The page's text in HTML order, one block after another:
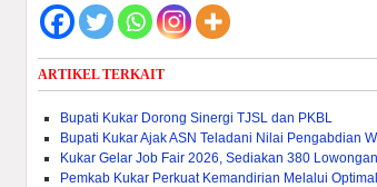
ARTIKEL TERKAIT
Bupati Kukar Dorong Sinergi TJSL dan PKBL
Bupati Kukar Ajak ASN Teladani Nilai Pengabdian
Kukar Gelar Job Fair 2026, Sediakan 380
Pemkab Kukar Perkuat Kemandirian Melalui